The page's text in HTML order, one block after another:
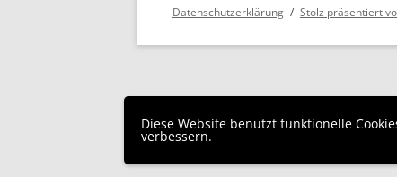
Diese Website benutzt funktionelle
verbessern.
Datenschutzerklärung Stolz präsentiert